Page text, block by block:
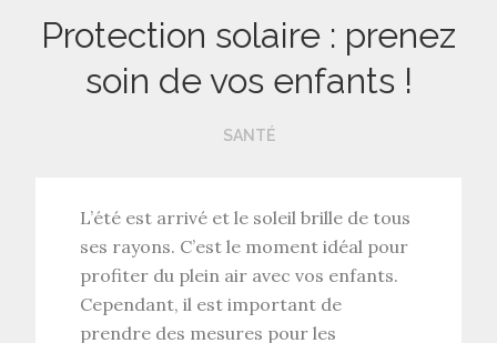
Protection solaire : prenez
soin de vos enfants !
SANTÉ
L’été est arrivé et le soleil brille de tous
ses rayons. C’est le moment idéal pour
profiter du plein air avec vos enfants.
Cependant, il est important de
prendre des mesures pour les